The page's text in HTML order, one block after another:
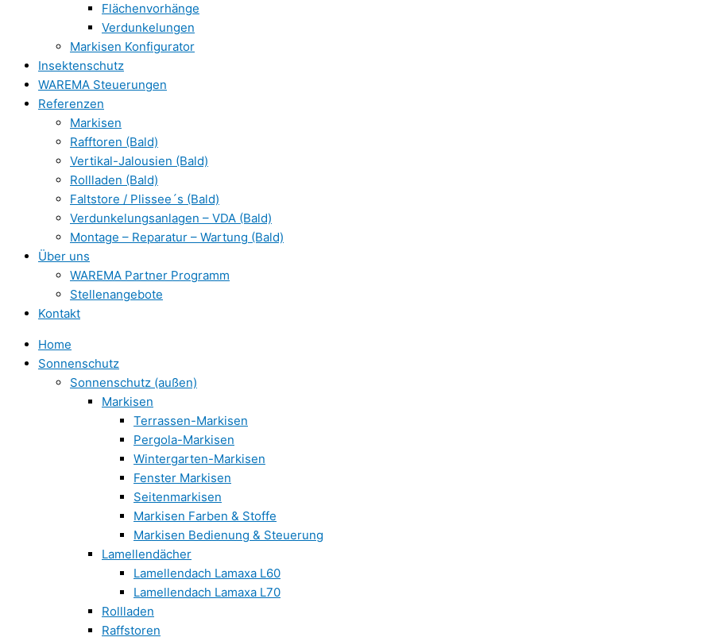
Flächenvorhänge
Verdunkelungen
Markisen Konfigurator
Insektenschutz
WAREMA Steuerungen
Referenzen
Markisen
Rafftoren (Bald)
Vertikal-Jalousien (Bald)
Rollladen (Bald)
Faltstore / Plissee´s (Bald)
Verdunkelungsanlagen – VDA (Bald)
Montage – Reparatur – Wartung (Bald)
Über uns
WAREMA Partner Programm
Stellenangebote
Kontakt
Home
Sonnenschutz
Sonnenschutz (außen)
Markisen
Terrassen-Markisen
Pergola-Markisen
Wintergarten-Markisen
Fenster Markisen
Seitenmarkisen
Markisen Farben & Stoffe
Markisen Bedienung & Steuerung
Lamellendächer
Lamellendach Lamaxa L60
Lamellendach Lamaxa L70
Rollladen
Raffstoren